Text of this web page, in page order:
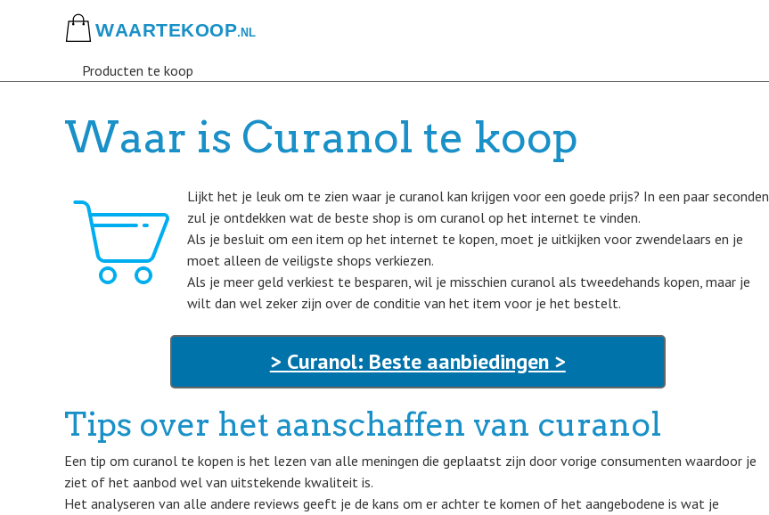
Producten te koop
Waar is Curanol te koop
Lijkt het je leuk om te zien waar je curanol kan krijgen voor een goede prijs? In een paar seconden
zul je ontdekken wat de beste shop is om curanol op het internet te vinden.
Als je besluit om een item op het internet te kopen, moet je uitkijken voor zwendelaars en je
moet alleen de veiligste shops verkiezen.
Als je meer geld verkiest te besparen, wil je misschien curanol als tweedehands kopen, maar je
wilt dan wel zeker zijn over de conditie van het item voor je het bestelt.
> Curanol: Beste aanbiedingen >
Tips over het aanschaffen van curanol
Een tip om curanol te kopen is het lezen van alle meningen die geplaatst zijn door vorige consumenten waardoor je
ziet of het aanbod wel van uitstekende kwaliteit is.
Het analyseren van alle andere reviews geeft je de kans om er achter te komen of het aangebodene is wat je